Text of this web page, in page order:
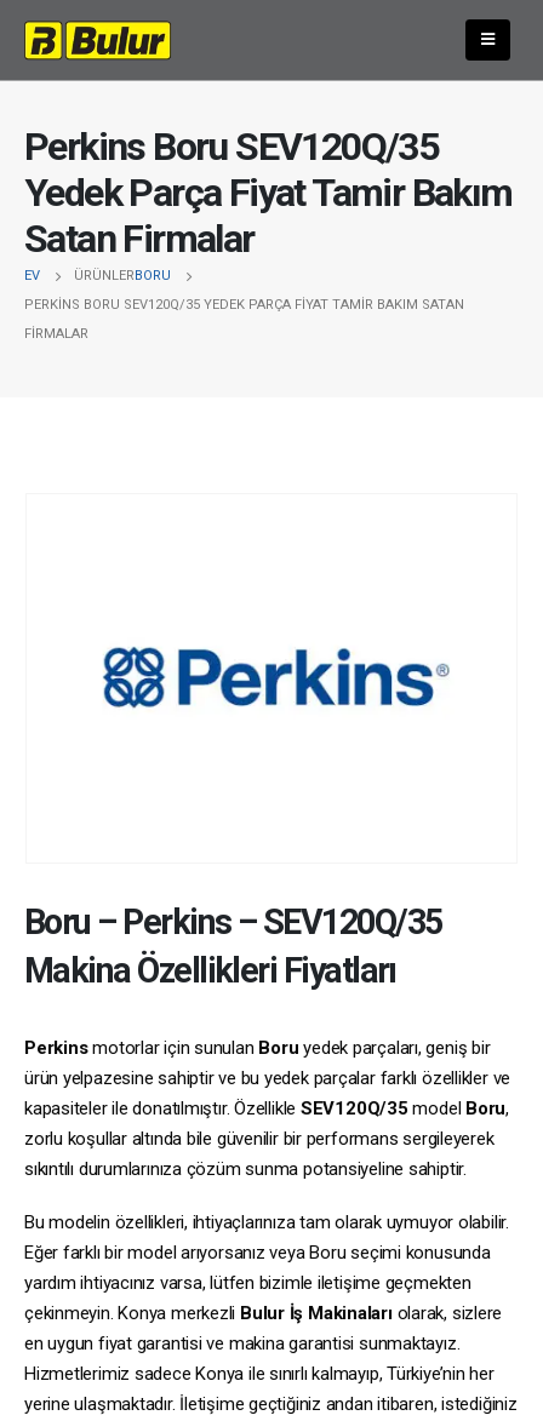
Perkins Boru SEV120Q/35
Yedek Parça Fiyat Tamir Bakım
Satan Firmalar
EV ÜRÜNLERBORU
PERKINS BORU SEV120Q/35 YEDEK PARÇA FIYAT TAMIR BAKIM SATAN
FIRMALAR
Boru – Perkins–SEV120Q/35
Makina Özellikleri Fiyatları
Perkinsmotorlar için sunulan Boru yedek parçaları, geniş bir
ürün yelpazesine sahiptir ve bu yedek parçalar farklı özellikler ve
kapasiteler ile donatılmıştır. Özellikle SEV120Q/35 model Boru,
zorlu koşullar altında bile güvenilir bir performans sergileyerek
sıkıntılı durumlarınıza çözüm sunma potansiyeline sahiptir.
Bu modelin özellikleri, ihtiyaçlarınıza tam olarak uymuyor olabilir.
Eğer farklı bir model arıyorsanız veya Boru seçimi konusunda
yardım ihtiyacınız varsa, lütfen bizimle iletişime geçmekten
çekinmeyin. Konya merkezli Bulur İş Makinalarıolarak, sizlere
en uygun fiyat garantisi ve makina garantisi sunmaktayız.
Hizmetlerimiz sadece Konya ile sınırlı kalmayıp, Türkiye’nin her
yerine ulaşmaktadır. İletişime geçtiğiniz andan itibaren, istediğiniz